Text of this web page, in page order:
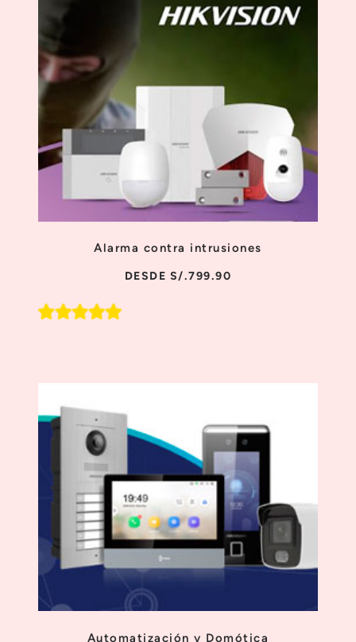
Alarma contra intrusiones
DESDE S/.799.90
Automatización y Domótica